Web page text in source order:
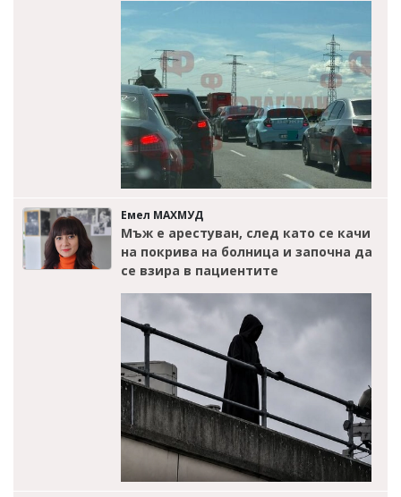
Емел МАХМУД
Мъж е арестуван, след като се качи
на покрива на болница и започна да
се взира в пациентите